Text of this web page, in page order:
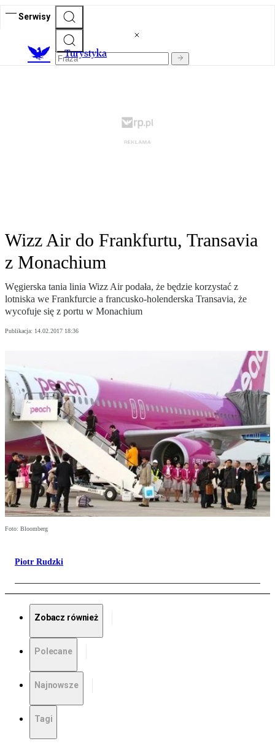
Serwisy
Turystyka
Wizz Air do Frankfurtu, Transavia
z Monachium
Węgierska tania linia Wizz Air podała, że będzie korzystać z
lotniska we Frankfurcie a francusko-holenderska Transavia, że
wycofuje się z portu w Monachium
Publikacja: 14.02.2017 18:36
Foto: Bloomberg
Piotr Rudzki
Zobacz również
Polecane
Najnowsze
Tagi